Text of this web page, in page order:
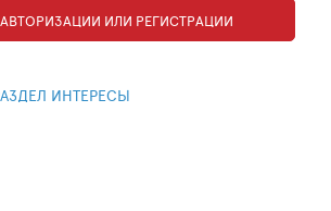
ИЛИ РЕГИСТРАЦИИ
ИНТЕРЕСЫ